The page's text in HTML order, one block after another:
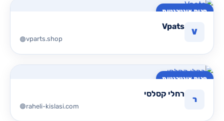
חנות אינטרנטית
V
Vpats
vparts.shop
חנות אינטרנטית
ר
רחלי קסלסי
raheli-kislasi.com